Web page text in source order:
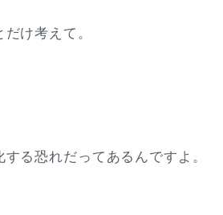
け考えて。
る恐れだってあるんですよ。